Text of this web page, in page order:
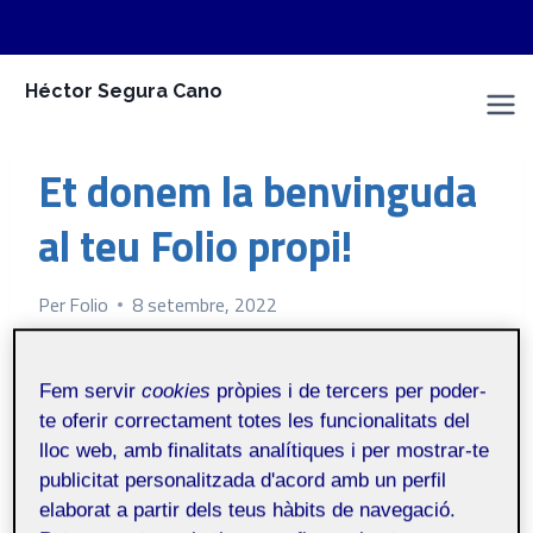
Héctor Segura Cano
Et donem la benvinguda
al teu Folio propi!
PerFolio 8 setembre, 2022
Públic
(Aquesta publicació s’ha generat
automàticament i la pot veure tothom)
Fem servircookies pròpies i de tercers per poder-
te oferir correctament totes les funcionalitats del
lloc web, amb finalitats analítiques i per mostrar-te
publicitat personalitzada d'acord amb un perfil
elaborat a partir dels teus hàbits de navegació.